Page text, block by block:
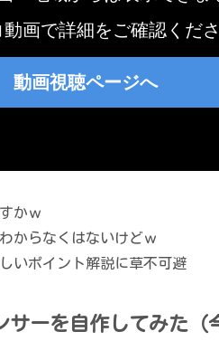
かｗ
からなくはないけどｗ
いポイント解説に草不可避
サーを自作してみた（